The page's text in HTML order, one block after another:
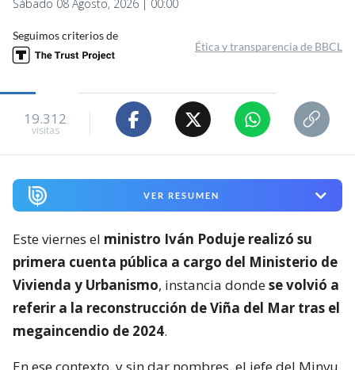
Sábado 08 Agosto, 2026 | 00:00
Seguimos criterios de
Ética y transparencia de BBCL
19.312
visitas
VER RESUMEN
Este viernes el ministro Iván Poduje realizó su
primera cuenta pública a cargo del Ministerio de
Vivienda y Urbanismo, instancia dondese volvió a
referir a la reconstrucción de Viña del Mar tras el
megaincendio de 2024.